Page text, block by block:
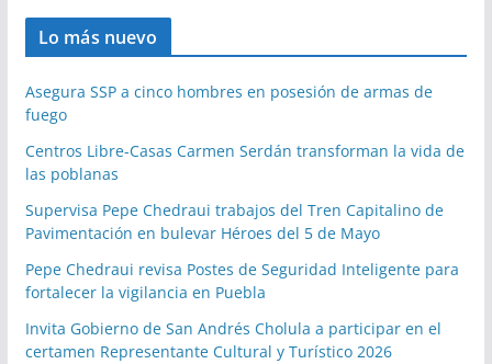
Lo más nuevo
Asegura SSP a cinco hombres en posesión de armas de
fuego
Centros Libre-Casas Carmen Serdán transforman la vida de
las poblanas
Supervisa Pepe Chedraui trabajos del Tren Capitalino de
Pavimentación en bulevar Héroes del 5 de Mayo
Pepe Chedraui revisa Postes de Seguridad Inteligente para
fortalecer la vigilancia en Puebla
Invita Gobierno de San Andrés Cholula a participar en el
certamen Representante Cultural y Turístico 2026